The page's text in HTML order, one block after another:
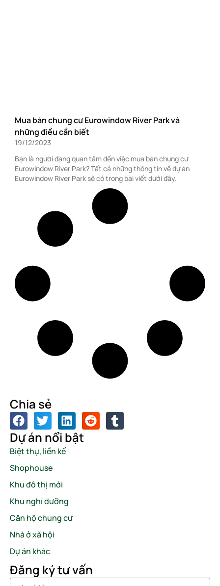
Mua bán chung cư Eurowindow River Park và
những điều cần biết
19/12/2023
Bạn là người đang quan tâm đến việc mua bán chung cư
Eurowindow River Park? Tất cả những thông tin về dự án
Eurowindow River Park sẽ có trong bài viết dưới đây.
Chia sẻ
Dự án nổi bật
Biệt thự, liền kế
Shophouse
Khu đô thị mới
Khu nghỉ dưỡng
Căn hộ chung cư
Nhà ở xã hội
Dự án khác
Đăng ký tư vấn